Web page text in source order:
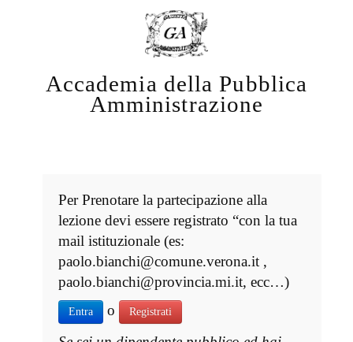
Servizi
Contatti
| Entra
Accademia della Pubblica
Amministrazione
Per Prenotare la partecipazione alla
lezione devi essere registrato “con la tua
mail istituzionale (es:
paolo.bianchi@comune.verona.it ,
paolo.bianchi@provincia.mi.it, ecc…)
Entra o Registrati